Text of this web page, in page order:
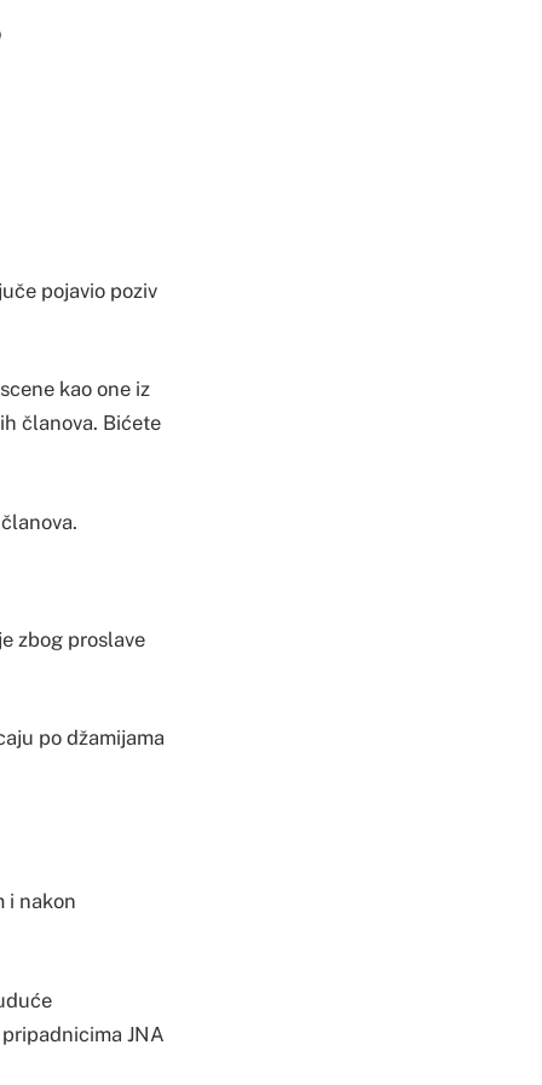
pojavio poziv
kao one iz
članova. Bićete
zbog proslave
po džamijama
i nakon
JNA